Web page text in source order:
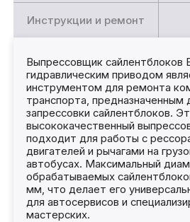
Инструкции и ремонт
Выпрессовщик сайлентблоков
гидравлическим приводом
инструментом для ремонта
транспорта, предназначенным
запрессовки сайлентблоков.
высококачественный
подходит для работы с
двигателей и рычагами на
автобусах. Максимальный
обрабатываемых
мм, что делает его
для автосервисов и
мастерских.